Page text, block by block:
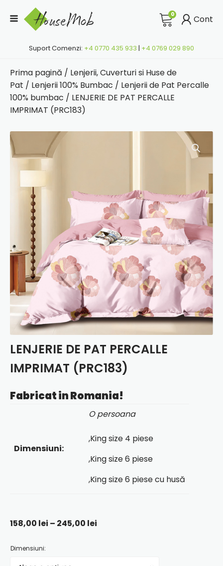
0 Cont
Suport Comenzi: +4 0770 435 933 | +4 0769 029 890
Prima pagină / Lenjerii, Cuverturi si Huse de
Pat / Lenjerii 100% Bumbac / Lenjerii de Pat Percalle
100% bumbac / LENJERIE DE PAT PERCALLE
IMPRIMAT (PRC183)
LENJERIE DE PAT PERCALLE
IMPRIMAT (PRC183)
Fabricat in Romania!
Dimensiuni:
O persoana
,King size 4 piese
,King size 6 piese
,King size 6 piese cu husă
158,00 lei – 245,00 lei
Dimensiuni: